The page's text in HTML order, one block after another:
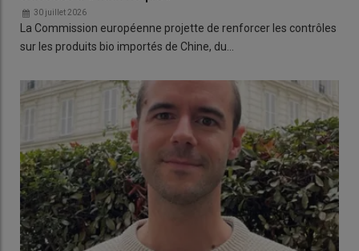
30 juillet 2026
La Commission européenne projette de renforcer les contrôles
sur les produits bio importés de Chine, du…